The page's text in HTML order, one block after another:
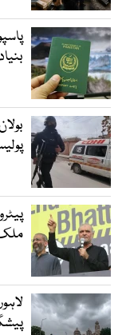
ملک بھر